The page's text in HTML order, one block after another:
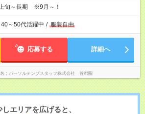
旬～長期 ※9月～！
40～50代活躍中 / 服装自由
応募する 詳細へ
パーソルテンプスタッフ株式会社 首都圏
しエリアを広げると、